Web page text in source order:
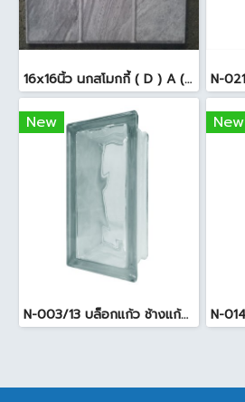
16x16นิ้ว นกสโมกกี้ ( D ) A (Pack6)
New
N-003/13 บล็อกแก้ว ช้างแก้ว WOW พริ้วแก้ว ( 24x11.5x8cm )
New